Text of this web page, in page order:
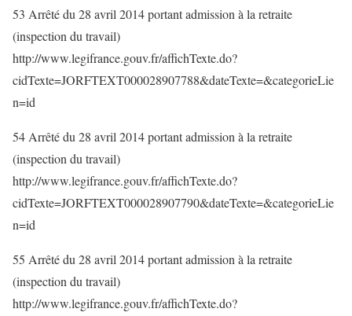
53 Arrêté du 28 avril 2014 portant admission à la retraite
(inspection du travail)
http://www.legifrance.gouv.fr/affichTexte.do?
cidTexte=JORFTEXT000028907788&dateTexte=&categorieLie
n=id
54 Arrêté du 28 avril 2014 portant admission à la retraite
(inspection du travail)
http://www.legifrance.gouv.fr/affichTexte.do?
cidTexte=JORFTEXT000028907790&dateTexte=&categorieLie
n=id
55 Arrêté du 28 avril 2014 portant admission à la retraite
(inspection du travail)
http://www.legifrance.gouv.fr/affichTexte.do?